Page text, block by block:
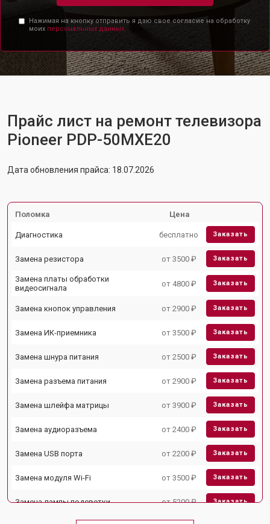
Нажимая на кнопку отправить я даю свое согласие на обработку
моих персональных данных.
Прайс лист на ремонт телевизора
Pioneer PDP-50MXE20
Дата обновления прайса: 18.07.2026
Поломка Цена
Диагностика бесплатно Заказать
Замена резистора от 3500 ₽ Заказать
Замена платы обработки
видеосигнала
от 4800 ₽ Заказать
Замена кнопок управления от 2900 ₽ Заказать
Замена ИК-приемника от 3500 ₽ Заказать
Замена шнура питания от 2500 ₽ Заказать
Замена разъема питания от 2900 ₽ Заказать
Замена шлейфа матрицы от 3900 ₽ Заказать
Замена аудиоразъема от 2400 ₽ Заказать
Замена USB порта от 2200 ₽ Заказать
Замена модуля Wi-Fi от 3500 ₽ Заказать
Замена лампы подсветки от 5200 ₽ Заказать